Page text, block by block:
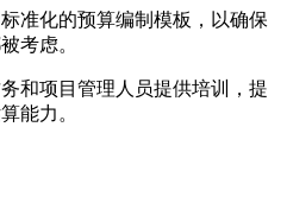
标准化的预算编制模板，以确保
考虑。
务和项目管理人员提供培训，提
能力。